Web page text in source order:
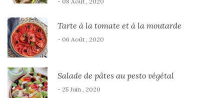
Tarte à la tomate et à la moutarde
- 06 Août , 2020
Salade de pâtes au pesto végétal
- 25 Juin , 2020